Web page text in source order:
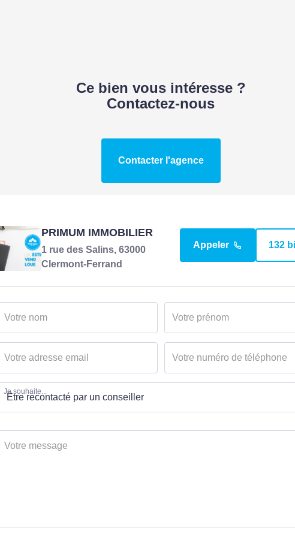
Ce bien vous intéresse ?
Contactez-nous
Contacter l'agence
PRIMUM IMMOBILIER
1 rue des Salins, 63000
Clermont-Ferrand
Appeler 132
Je souhaite...